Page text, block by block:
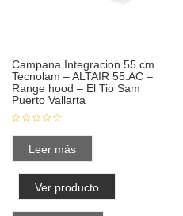
Campana Integracion 55 cm
Tecnolam – ALTAIR 55.AC –
Range hood – El Tio Sam
Puerto Vallarta
Leer más
Ver producto